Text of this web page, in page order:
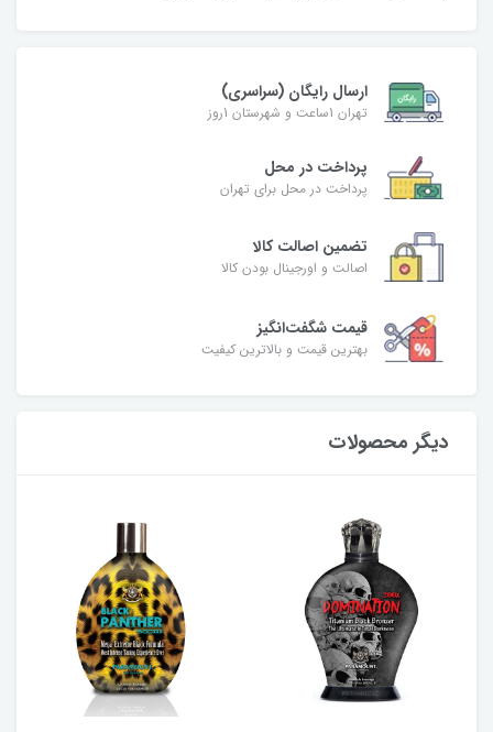
ارسال رایگان (سراسری)
تهران 1ساعت و شهرستان 1روز
پرداخت در محل
پرداخت در محل برای تهران
تضمین اصالت کالا
اصالت و اورجینال بودن کالا
قیمت شگفت‌انگیز
بهترین قیمت و بالاترین کیفیت
دیگر محصولات